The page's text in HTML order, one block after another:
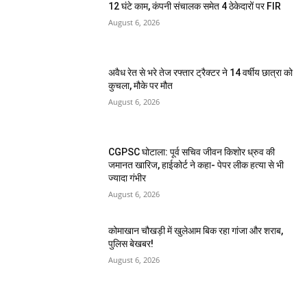
12 घंटे काम, कंपनी संचालक समेत 4 ठेकेदारों पर FIR
August 6, 2026
अवैध रेत से भरे तेज रफ्तार ट्रैक्टर ने 14 वर्षीय छात्रा को
कुचला, मौके पर मौत
August 6, 2026
CGPSC घोटाला: पूर्व सचिव जीवन किशोर ध्रुव की
जमानत खारिज, हाईकोर्ट ने कहा- पेपर लीक हत्या से भी
ज्यादा गंभीर
August 6, 2026
कोमाखान चौखड़ी में खुलेआम बिक रहा गांजा और शराब,
पुलिस बेखबर!
August 6, 2026